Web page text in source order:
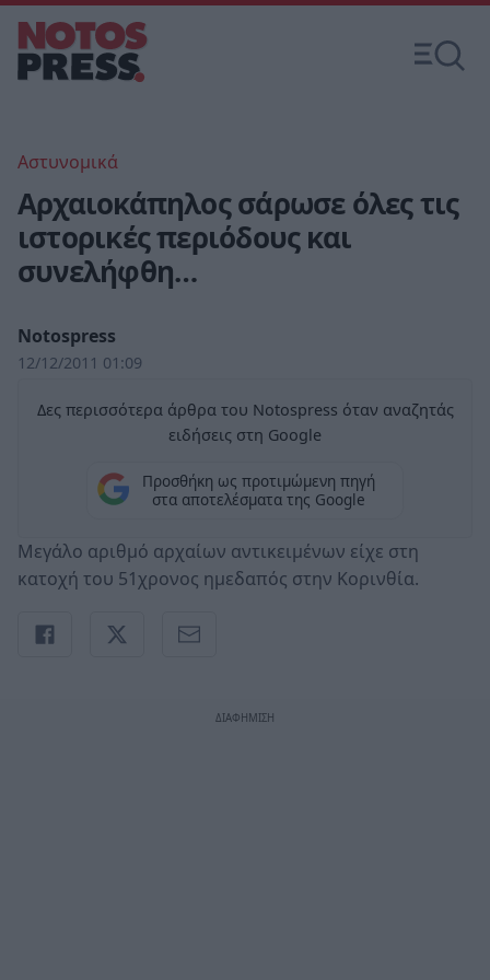
Αστυνομικά
Αρχαιοκάπηλος σάρωσε όλες τις
ιστορικές περιόδους και
συνελήφθη…
Notospress
12/12/2011 01:09
Δες περισσότερα άρθρα του Notospress όταν αναζητάς
ειδήσεις στη Google
Προσθήκη ως προτιμώμενη πηγή
στα αποτελέσματα της Google
Μεγάλο αριθμό αρχαίων αντικειμένων είχε στη
κατοχή του 51χρονος ημεδαπός στην Κορινθία.